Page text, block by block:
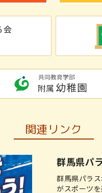
関連リンク
群馬県パ
群馬県パラ
がスポーツ